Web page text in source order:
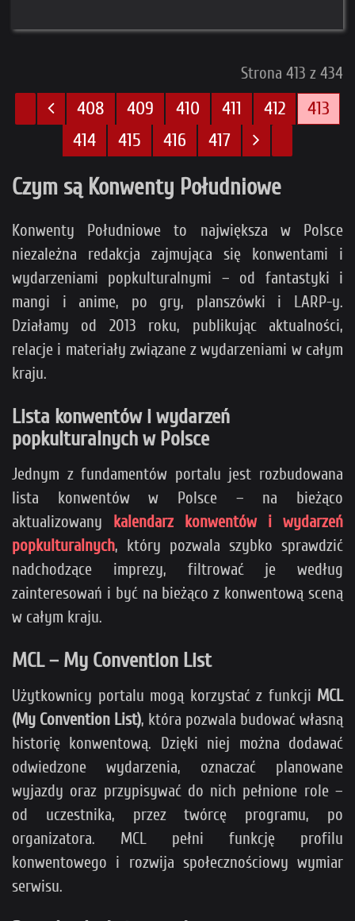
Strona 413 z 434
408 409 410 411 412
413
414
415 416 417
Czym są Konwenty Południowe
Konwenty Południowe to największa w Polsce
niezależna redakcja zajmująca się konwentami i
wydarzeniami popkulturalnymi – od fantastyki i
mangi i anime, po gry, planszówki i LARP-y.
Działamy od 2013 roku, publikując aktualności,
relacje i materiały związane z wydarzeniami w całym
kraju.
Lista konwentów i wydarzeń
popkulturalnych w Polsce
Jednym z fundamentów portalu jest rozbudowana
lista konwentów w Polsce – na bieżąco
aktualizowany kalendarz konwentów i wydarzeń
popkulturalnych, który pozwala szybko sprawdzić
nadchodzące imprezy, filtrować je według
zainteresowań i być na bieżąco z konwentową sceną
w całym kraju.
MCL – My Convention List
Użytkownicy portalu mogą korzystać z funkcji MCL
(My Convention List), która pozwala budować własną
historię konwentową. Dzięki niej można dodawać
odwiedzone wydarzenia, oznaczać planowane
wyjazdy oraz przypisywać do nich pełnione role –
od uczestnika, przez twórcę programu, po
organizatora. MCL pełni funkcję profilu
konwentowego i rozwija społecznościowy wymiar
serwisu.